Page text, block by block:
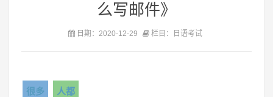
么写邮件》
日期：2020-12-29 栏目：日语考试
很多
人都